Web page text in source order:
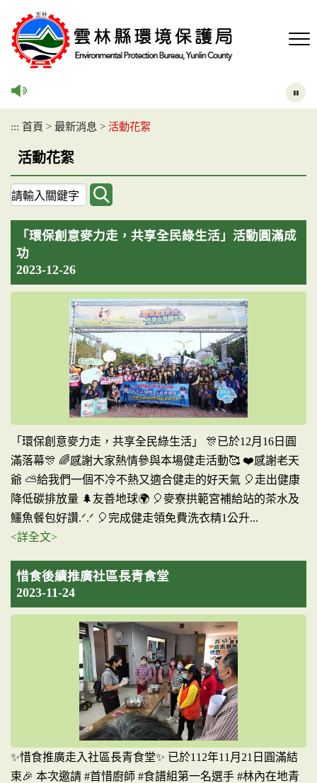
::: 首頁 > 最新消息 > 活動花絮
活動花絮
關
鍵
字
詢
「環保創意麥力走，共享全民綠生活」活動圓滿成
功
2023-12-26
「環保創意麥力走，共享全民綠生活」 🎊已於12月16日圓
滿落幕🎊 🌈感謝大家熱情參與本場健走活動🥰 ❤️感謝老天
爺 ⛅給我們一個不冷不熱又適合健走的好天氣 🎈走出健康
降低碳排放量 🌲友善地球🌍 🎈麥寮拱範宮補給站的茶水及
鱷魚餐包好讚.ᐟ.ᐟ 🎈完成健走領免費洗衣精1公升...
<詳全文>
惜食後續推廣社區長青食堂
2023-11-24
✨️惜食推廣走入社區長青食堂✨️ 已於112年11月21日圓滿結
束🎉 本次邀請 #首惜廚師 #食譜組第一名選手 #林內在地青